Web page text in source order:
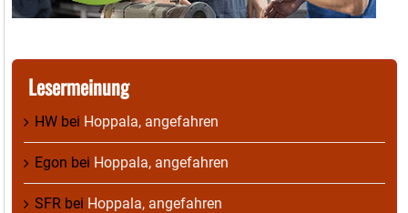
Lesermeinung
HW bei Hoppala, angefahren
Egon bei Hoppala, angefahren
SFR bei Hoppala, angefahren